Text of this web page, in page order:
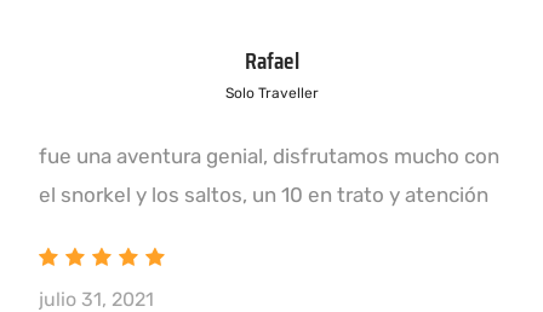
Rafael
Solo Traveller
fue una aventura genial, disfrutamos mucho con
el snorkel y los saltos, un 10 en trato y atención
julio 31, 2021